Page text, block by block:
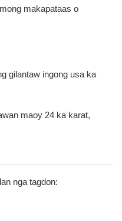
makapataas o
gilantaw ingong usa ka
maoy 24 ka karat,
nga tagdon: